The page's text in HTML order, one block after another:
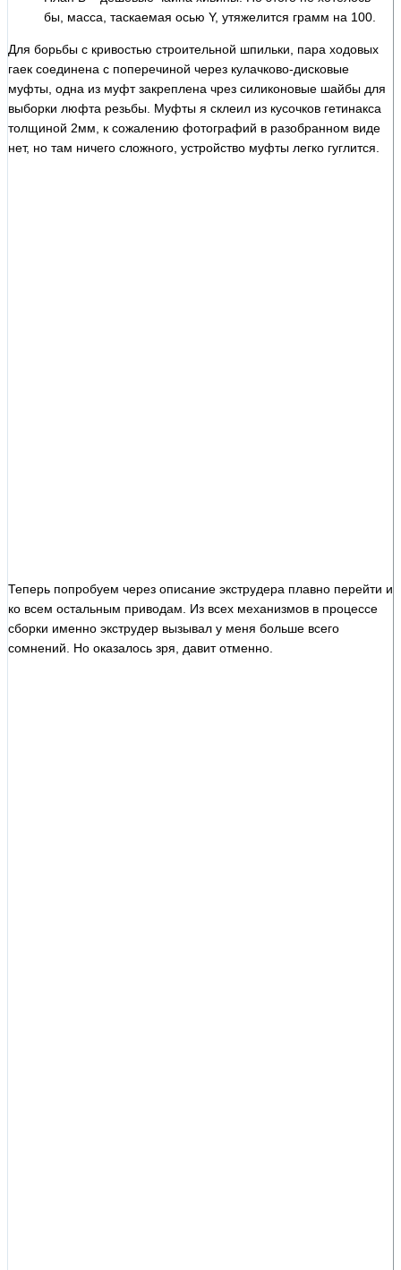
бы, масса, таскаемая осью Y, утяжелится грамм на 100.
Для борьбы с кривостью строительной шпильки, пара ходовых
гаек соединена с поперечиной через кулачково-дисковые
муфты, одна из муфт закреплена чрез силиконовые шайбы для
выборки люфта резьбы. Муфты я склеил из кусочков гетинакса
толщиной 2мм, к сожалению фотографий в разобранном виде
нет, но там ничего сложного, устройство муфты легко гуглится.
Теперь попробуем через описание экструдера плавно перейти и
ко всем остальным приводам. Из всех механизмов в процессе
сборки именно экструдер вызывал у меня больше всего
сомнений. Но оказалось зря, давит отменно.